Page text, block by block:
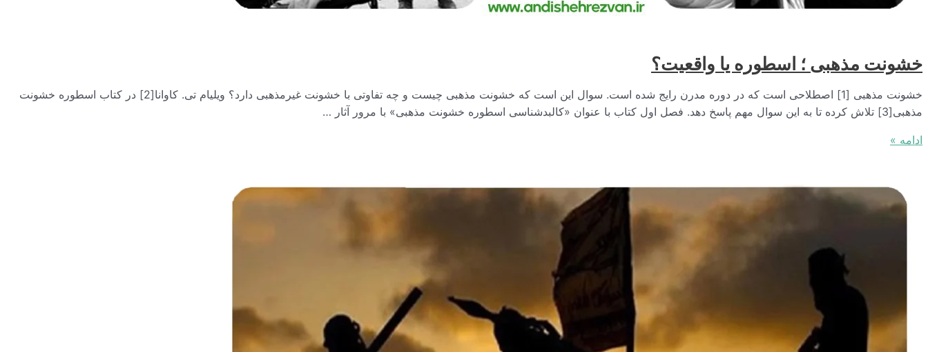
خشونت ‌مذهبی ؛ اسطوره یا واقعیت؟
خشونت مذهبی [1] اصطلاحی است که در دوره مدرن رایج شده است. سوال این است که خشونت مذهبی چیست و چه تفاوتی با خشونت غیرمذهبی دارد؟ ویلیام تی. کاوانا[2] در کتاب اسطوره خشونت
مذهبی[3] تلاش کرده تا به این سوال مهم پاسخ دهد. فصل اول کتاب با عنوان «کالبدشناسی اسطوره خشونت مذهبی» با مرور آثار …
خشونت
اسطوره
ادامه »